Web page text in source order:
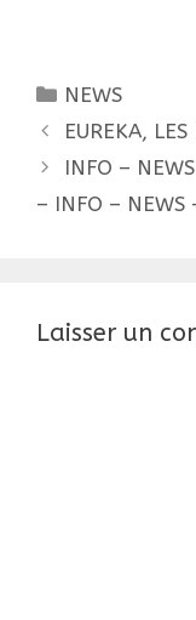
Catégories
NEWS
Navigation
des
EUREKA,
INFO –
– INFO – NEWS
Laisser un